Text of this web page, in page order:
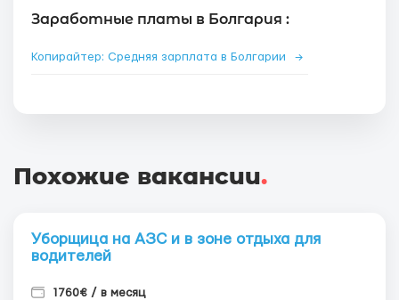
Заработные платы в Болгария :
Копирайтер: Средняя зарплата в Болгарии →
Похожие вакансии.
Уборщица на АЗС и в зоне отдыха для
водителей
1760€ / в месяц